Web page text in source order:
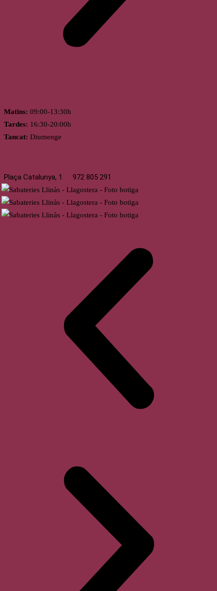
Matins: 09:00-13:30h
Tardes: 16:30-20:00h
Tancat: Diumenge
Plaça Catalunya, 1 972 805 291